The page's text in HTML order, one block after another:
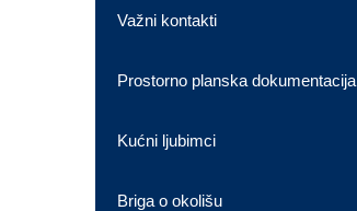
Važni kontakti
Prostorno planska dokumentacija
Kućni ljubimci
Briga o okolišu